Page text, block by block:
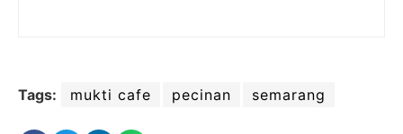
Tags: mukti cafe pecinan semarang